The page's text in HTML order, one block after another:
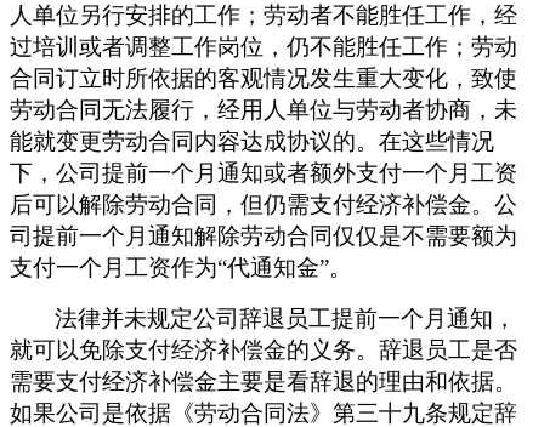
人单位另行安排的工作；劳动者不能胜任工作，经
过培训或者调整工作岗位，仍不能胜任工作；劳动
合同订立时所依据的客观情况发生重大变化，致使
劳动合同无法履行，经用人单位与劳动者协商，未
能就变更劳动合同内容达成协议的。在这些情况
下，公司提前一个月通知或者额外支付一个月工资
后可以解除劳动合同，但仍需支付经济补偿金。 公
司提前一个月通知解除劳动合同仅仅是不需要额为
支付一个月工资作为“代通知金”。
法律并未规定公司辞退员工提前一个月通知，
就可以免除支付经济补偿金的义务。 辞退员工是否
需要支付经济补偿金主要是看辞退的理由和依据。
如果公司是依据《劳动合同法》第三十九条规定辞